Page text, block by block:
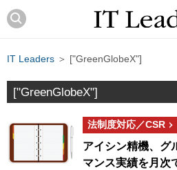
IT Leaders ＞ ["GreenGlobeX"]
["GreenGlobeX"]
法制度対応／CSR
アイシン精機、グ
マンス実績を月次